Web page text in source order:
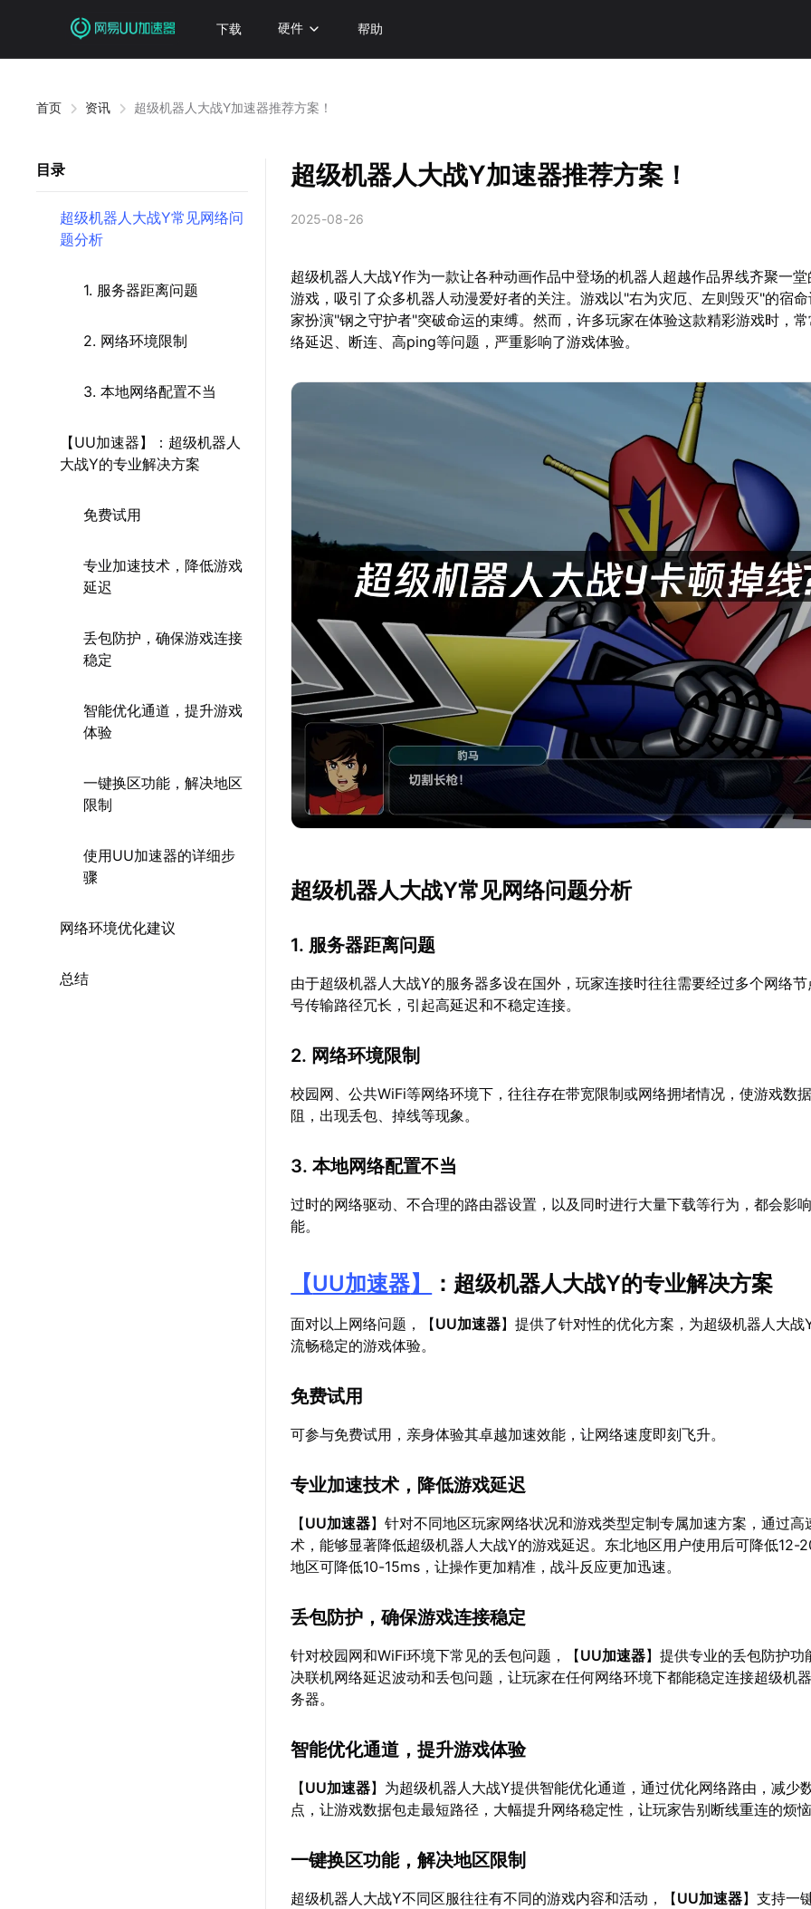
下载 硬件 帮助
首页 资讯 超级机器人大战Y加速器推荐方案！
目录
超级机器人大战Y常见网络问
题分析
1. 服务器距离问题
2. 网络环境限制
3. 本地网络配置不当
【UU加速器】：超级机器人
大战Y的专业解决方案
免费试用
专业加速技术，降低游戏
延迟
丢包防护，确保游戏连接
稳定
智能优化通道，提升游戏
体验
一键换区功能，解决地区
限制
使用UU加速器的详细步
骤
网络环境优化建议
总结
超级机器人大战Y加速器推荐方案！
2025-08-26
超级机器人大战Y作为一款让各种动画作品中登场的机器人超越作品界线齐聚一堂
游戏，吸引了众多机器人动漫爱好者的关注。游戏以"右为灾厄、左则毁灭"的宿
家扮演"钢之守护者"突破命运的束缚。然而，许多玩家在体验这款精彩游戏时，
络延迟、断连、高ping等问题，严重影响了游戏体验。
超级机器人大战Y常见网络问题分析
1. 服务器距离问题
由于超级机器人大战Y的服务器多设在国外，玩家连接时往往需要经过多个网络
号传输路径冗长，引起高延迟和不稳定连接。
2. 网络环境限制
校园网、公共WiFi等网络环境下，往往存在带宽限制或网络拥堵情况，使游戏数
阻，出现丢包、掉线等现象。
3. 本地网络配置不当
过时的网络驱动、不合理的路由器设置，以及同时进行大量下载等行为，都会影
能。
【UU加速器】 ：超级机器人大战Y的专业解决方案
面对以上网络问题，【UU加速器】提供了针对性的优化方案，为超级机器人大战
流畅稳定的游戏体验。
免费试用
可参与免费试用，亲身体验其卓越加速效能，让网络速度即刻飞升。
专业加速技术，降低游戏延迟
【UU加速器】针对不同地区玩家网络状况和游戏类型定制专属加速方案，通过高
术，能够显著降低超级机器人大战Y的游戏延迟。东北地区用户使用后可降低12-
地区可降低10-15ms，让操作更加精准，战斗反应更加迅速。
丢包防护，确保游戏连接稳定
针对校园网和WiFi环境下常见的丢包问题，【UU加速器】提供专业的丢包防护功
决联机网络延迟波动和丢包问题，让玩家在任何网络环境下都能稳定连接超级机
务器。
智能优化通道，提升游戏体验
【UU加速器】为超级机器人大战Y提供智能优化通道，通过优化网络路由，减少
点，让游戏数据包走最短路径，大幅提升网络稳定性，让玩家告别断线重连的烦
一键换区功能，解决地区限制
超级机器人大战Y不同区服往往有不同的游戏内容和活动，【UU加速器】支持一